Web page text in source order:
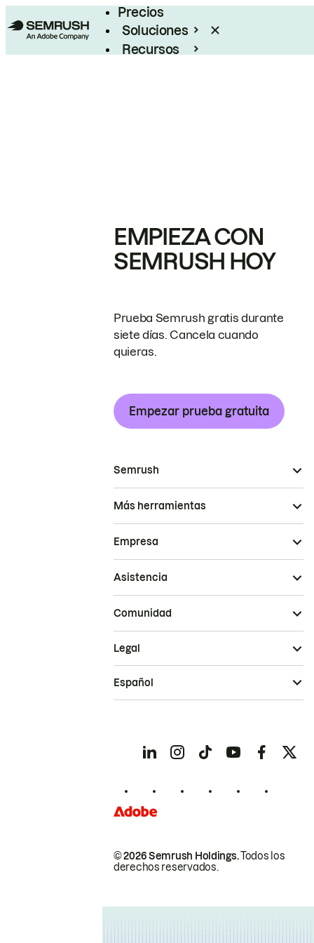
Precios
Soluciones
Recursos
EMPIEZA CON
SEMRUSH HOY
Prueba Semrush gratis durante
siete días. Cancela cuando
quieras.
Empezar prueba gratuita
Semrush
Más herramientas
Empresa
Asistencia
Comunidad
© 2026 Semrush Holdings.Todos los
derechos reservados.
Legal
Español